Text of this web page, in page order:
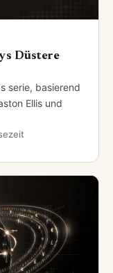
Düstere
serie, basierend
Ellis und